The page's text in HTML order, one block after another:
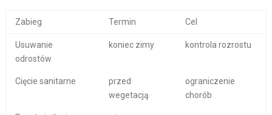
Zabieg Termin Cel
Usuwanie
odrostów
koniec zimy kontrola rozrostu
Cięcie sanitarne
przed
wegetacją
ograniczenie
chorób